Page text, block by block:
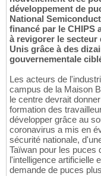
développement de
National
financé par le CHIPS
à revigorer le secteur
Unis grâce à des
gouvernementale
Les acteurs de
campus de la Maison
le centre devrait
formation des
développer grâce au
coronavirus a mis en
sécurité nationale,
Taïwan pour les puces
l'intelligence artificielle
demande de puces